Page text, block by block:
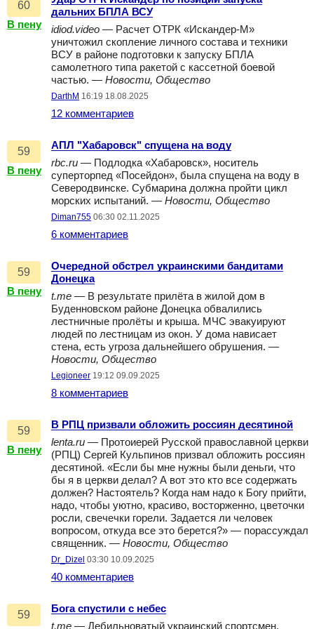
60
В пену
дальних БПЛА ВСУ
idiod.video — Расчет ОТРК «Искандер-М»
уничтожил скопление личного состава и техники
ВСУ в районе подготовки к запуску БПЛА
самолетного типа ракетой с кассетной боевой
частью. — Новости, Общество
DarthM 16:19 18.08.2025
12 комментариев
59
В пену
АПЛ "Хабаровск" спущена на воду
rbc.ru — Подлодка «Хабаровск», носитель
суперторпед «Посейдон», была спущена на воду в
Северодвинске. Субмарина должна пройти цикл
морских испытаний. — Новости, Общество
Diman755 06:30 02.11.2025
6 комментариев
59
В пену
Очередной обстрел украинскими бандитами
Донецка
t.me — В результате прилёта в жилой дом в
Буденновском районе Донецка обвалились
лестничные пролёты и крыша. МЧС эвакуируют
людей по лестницам из окон. У дома нависает
стена, есть угроза дальнейшего обрушения. —
Новости, Общество
Legioneer 19:12 09.09.2025
8 комментариев
59
В пену
В РПЦ призвали обложить россиян десятиной
lenta.ru — Протоиерей Русской православной церкви
(РПЦ) Сергей Кульпинов призвал обложить россиян
десятиной. «Если бы мне нужны были деньги, что
бы я в церкви делал? А вот это кто все содержать
должен? Настоятель? Когда нам надо к Богу прийти,
надо, чтобы уютно, красиво, восторженно, цветочки
росли, свечечки горели. Задается ли человек
вопросом, откуда все это берется?» — порассуждал
священник. — Новости, Общество
Dr_Dizel 03:30 10.09.2025
40 комментариев
59
Бога спустили с небес
t.me — Дебильноватый украинский спортсмен,